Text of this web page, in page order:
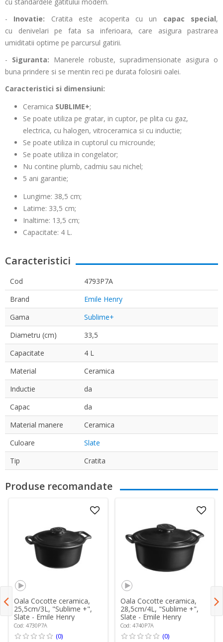
- Inovatie: Cratita este acoperita cu un capac special,
cu denivelari pe fata sa inferioara, care asigura pastrarea
umiditatii optime pe parcursul gatirii.
- Siguranta: Manerele robuste, supradimensionate asigura o
buna prindere si se mentin reci pe durata folosirii oalei.
Caracteristici si dimensiuni:
Ceramica SUBLIME+;
Se poate utiliza pe gratar, in cuptor, pe plita cu gaz,
electrica, cu halogen, vitroceramica si cu inductie;
Se poate utiliza in cuptorul cu microunde;
Se poate utiliza in congelator;
Nu contine plumb, cadmiu sau nichel;
5 ani garantie;
Lungime: 38,5 cm;
Latime: 33,5 cm;
Inaltime: 13,5 cm;
Capacitate: 4 L.
Caracteristici
Cod
4793P7A
Brand
Emile Henry
Gama
Sublime+
Diametru (cm)
33,5
Capacitate
4 L
Material
Ceramica
Inductie
da
Capac
da
Material manere
Ceramica
Culoare
Slate
Tip
Cratita
Produse recomandate
Oala Cocotte ceramica,
25,5cm/3L, "Sublime +",
Slate - Emile Henry
Cod: 4730P7A
(0)
Oala Cocotte ceramica,
28,5cm/4L, "Sublime +",
Slate - Emile Henry
Cod: 4740P7A
(0)